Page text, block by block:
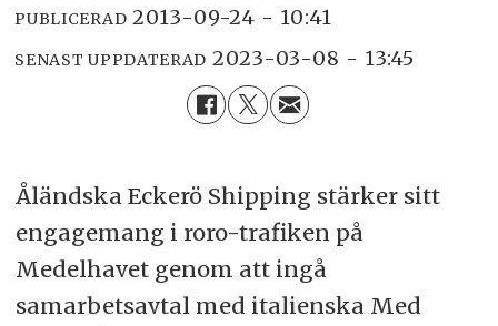
PUBLICERAD 2013-09-24 - 10:41
SENAST UPPDATERAD 2023-03-08 - 13:45
Åländska Eckerö Shipping stärker sitt
engagemang i roro-trafiken på
Medelhavet genom att ingå
samarbetsavtal med italienska Med